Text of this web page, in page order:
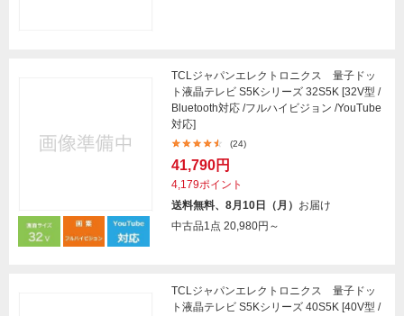
TCLジャパンエレクトロニクス 量子ドッ
ト液晶テレビ S5Kシリーズ 32S5K [32V型 /
Bluetooth対応 /フルハイビジョン /YouTube
対応]
(24)
41,790円
4,179ポイント
送料無料、8月10日（月） お届け
中古品1点 20,980円～
TCLジャパンエレクトロニクス 量子ドッ
ト液晶テレビ S5Kシリーズ 40S5K [40V型 /